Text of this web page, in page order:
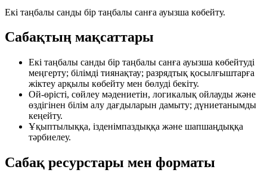
Екі таңбалы санды бір таңбалы санға ауызша көбейту.
Сабақтың мақсаттары
Екі таңбалы санды бір таңбалы санға ауызша көбейтуді
меңгерту; білімді тиянақтау; разрядтық қосылғыштарға
жіктеу арқылы көбейту мен бөлуді бекіту.
Ой-өрісті, сөйлеу мәдениетін, логикалық ойлауды және
өздігінен білім алу дағдыларын дамыту; дүниетанымды
кеңейту.
Ұқыптылыққа, ізденімпаздыққа және шапшаңдыққа
тәрбиелеу.
Сабақ ресурстары мен форматы